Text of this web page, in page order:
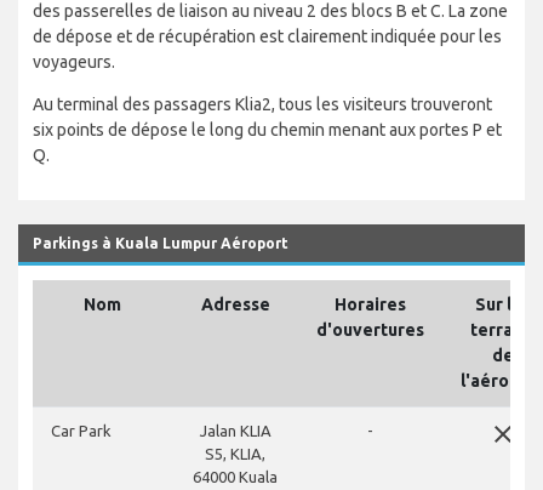
des passerelles de liaison au niveau 2 des blocs B et C. La zone
de dépose et de récupération est clairement indiquée pour les
voyageurs.
Au terminal des passagers Klia2, tous les visiteurs trouveront
six points de dépose le long du chemin menant aux portes P et
Q.
Parkings à Kuala Lumpur Aéroport
Nom Adresse
Horaires
d'ouvertures
Sur les
terrains
de
Car Park
Jalan KLIA
S5, KLIA,
64000 Kuala
- close